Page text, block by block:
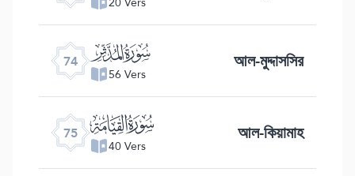
74 ﯷ
56 Vers আল-মুদ্দাসসির
75 ﯸ
40 Vers আল-কিয়ামাহ